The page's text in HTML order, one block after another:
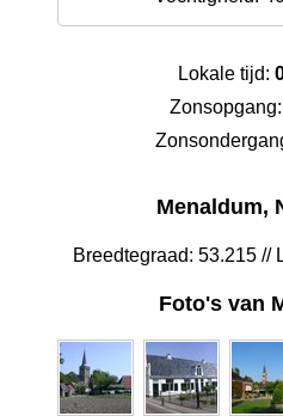
Lokale tijd:
Menaldum,
Breedtegraad: 53.215 //
Foto's van